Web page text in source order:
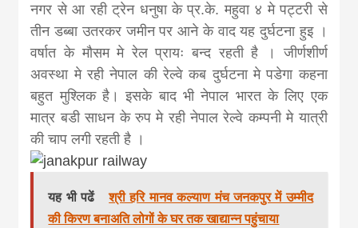
नगर से आ रही ट्रेन धनुषा के प्र.के. महुवा ४ मे पट्टरी से
तीन डब्बा उतरकर जमीन पर आने के वाद यह दुर्घटना हुइ ।
वर्षात के मौसम मे रेल प्रायः बन्द रहती है । जीर्णशीर्ण
अवस्था मे रही नेपाल की रेल्वे कब दुर्घटना मे पडेगा कहना
बहुत मुश्लिक है। इसके बाद भी नेपाल भारत के लिए एक
मात्र बडी साधन के रुप मे रही नेपाल रेल्वे कम्पनी मे यात्री
की चाप लगी रहती है ।
यह भी पढें
श्री हरि मानव कल्याण मंच जनकपुर में उम्मीद
की किरण बनाअति लोगों के घर तक खाद्यान्न पहुंचाया